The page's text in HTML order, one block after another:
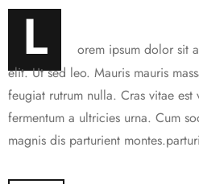
L
orem ipsum dolor sit
elit. Ut sed leo. Mauris mauris
feugiat rutrum nulla. Cras vitae est
fermentum a ultricies urna. Cum
magnis dis parturient